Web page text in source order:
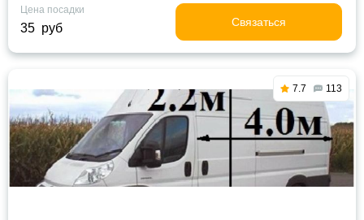
Цена посадки
35 руб Связаться
7.7 113